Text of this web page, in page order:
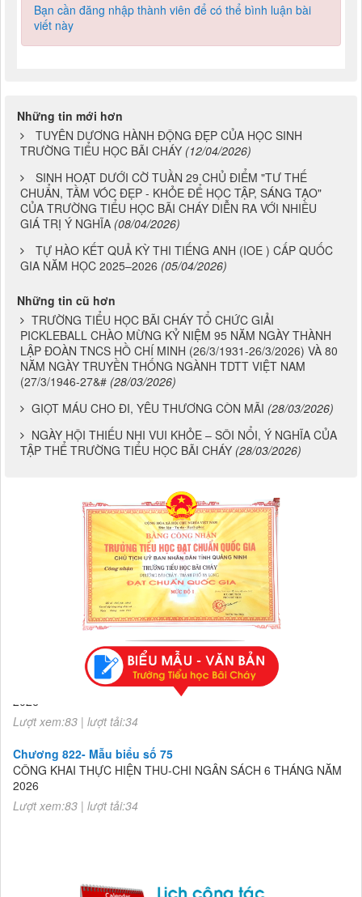
Bạn cần đăng nhập thành viên để có thể bình luận bài
viết này
Những tin mới hơn
TUYÊN DƯƠNG HÀNH ĐỘNG ĐẸP CỦA HỌC SINH
TRƯỜNG TIỂU HỌC BÃI CHÁY (12/04/2026)
SINH HOẠT DƯỚI CỜ TUẦN 29 CHỦ ĐIỂM "TƯ THẾ
CHUẨN, TẦM VÓC ĐẸP - KHỎE ĐỂ HỌC TẬP, SÁNG TẠO"
CỦA TRƯỜNG TIỂU HỌC BÃI CHÁY DIỄN RA VỚI NHIỀU
GIÁ TRỊ Ý NGHĨA (08/04/2026)
TỰ HÀO KẾT QUẢ KỲ THI TIẾNG ANH (IOE ) CẤP QUỐC
GIA NĂM HỌC 2025–2026 (05/04/2026)
Những tin cũ hơn
TRƯỜNG TIỂU HỌC BÃI CHÁY TỔ CHỨC GIẢI
PICKLEBALL CHÀO MỪNG KỶ NIỆM 95 NĂM NGÀY THÀNH
LẬP ĐOÀN TNCS HỒ CHÍ MINH (26/3/1931-26/3/2026) VÀ 80
NĂM NGÀY TRUYỀN THỐNG NGÀNH TDTT VIỆT NAM
(27/3/1946-27&# (28/03/2026)
GIỌT MÁU CHO ĐI, YÊU THƯƠNG CÒN MÃI (28/03/2026)
NGÀY HỘI THIẾU NHI VUI KHỎE – SÔI NỔI, Ý NGHĨA CỦA
TẬP THỂ TRƯỜNG TIỂU HỌC BÃI CHÁY (28/03/2026)
Chương 822- Mẫu biểu số 75
CÔNG KHAI THỰC HIỆN THU-CHI NGÂN SÁCH 6 THÁNG NĂM
Lượt xem:83 | lượt tải:34
Chương 822- Mẫu biểu số 75
CÔNG KHAI THỰC HIỆN THU-CHI NGÂN SÁCH 6 THÁNG NĂM
2026
Lượt xem:83 | lượt tải:34